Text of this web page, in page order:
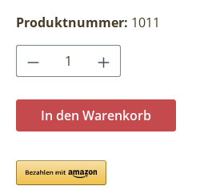
Produktnummer: 1011
Produkt Anzahl: Gib
In den Warenkorb